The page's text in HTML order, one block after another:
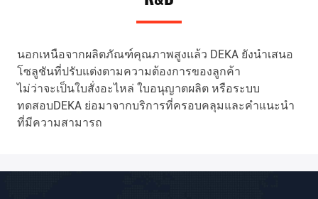
นอกเหนือจากผลิตภัณฑ์คุณภาพสูงแล้ว DEKA ยังนำเสนอ
โซลูชันที่ปรับแต่งตามความต้องการของลูกค้า
ไม่ว่าจะเป็นใบสั่งอะไหล่ ใบอนุญาตผลิต หรือระบบ
ทดสอบDEKA ย่อมาจากบริการที่ครอบคลุมและคำแนะนำ
ที่มีความสามารถ